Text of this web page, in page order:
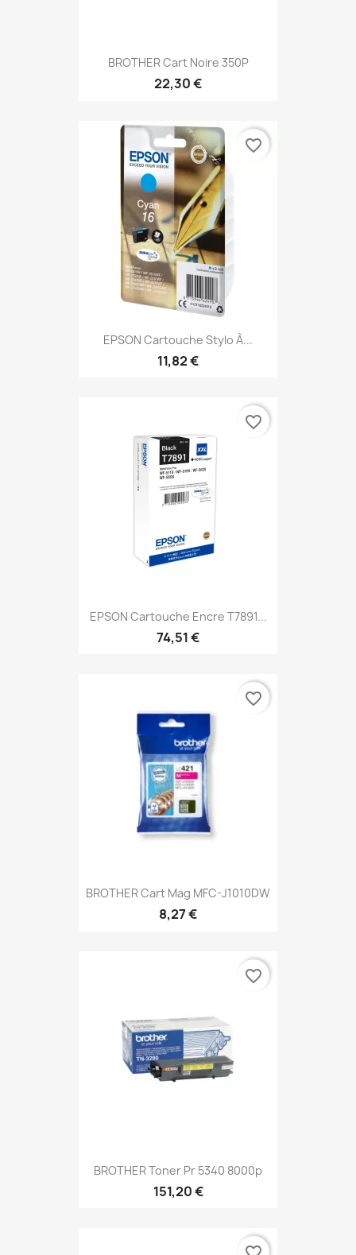
BROTHER Cart Noire 350P
22,30 €
EPSON Cartouche Stylo À...
11,82 €
favorite_border
EPSON Cartouche Encre T7891...
74,51 €
favorite_border
BROTHER Cart Mag MFC-J1010DW
8,27 €
favorite_border
BROTHER Toner Pr 5340 8000p
151,20 €
favorite_border